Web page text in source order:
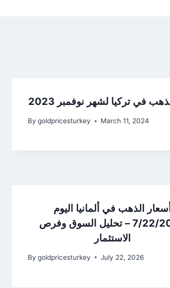
في تركيا لشهر نوفمبر 2023
By goldpricesturkey March 11, 2024
أسعار الذهب في ألمانيا اليوم
7/22/2026 – تحليل السوق وفرص
الاستثمار
By goldpricesturkey July 22, 2026